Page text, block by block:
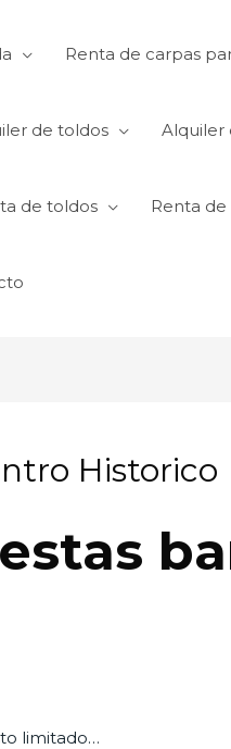
Renta de carpas
de toldos Alquiler
de toldos Renta
Historico
limitado…